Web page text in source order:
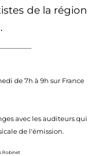
de la région
de 7h à 9h sur France
avec les auditeurs qui
de l'émission.
Robinet